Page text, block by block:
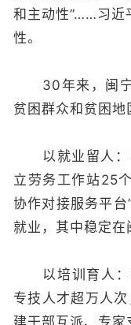
和主动性”……习近
性。
30年来，闽宁
贫困群众和贫困地
以就业留人：
立劳务工作站25
协作对接服务平
就业，其中稳定在
以培训育人：
专技人才超万人